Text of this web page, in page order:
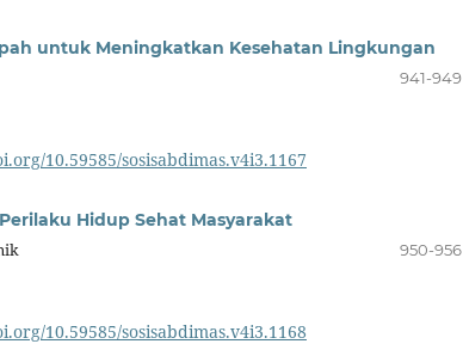
untuk Meningkatkan Kesehatan Lingkungan
941-949
10.59585/sosisabdimas.v4i3.1167
Hidup Sehat Masyarakat
950-956
10.59585/sosisabdimas.v4i3.1168